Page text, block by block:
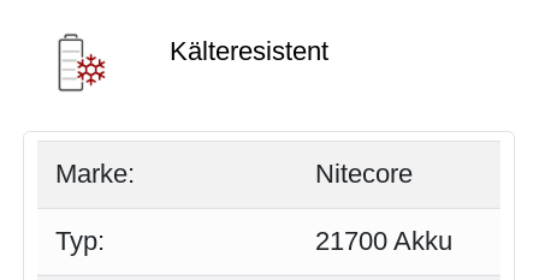
Kälteresistent
Marke: Nitecore
Typ: 21700 Akku